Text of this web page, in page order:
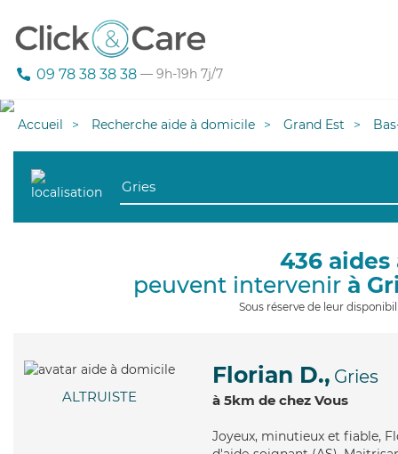
09 78 38 38 38 — 9h-19h 7j/7
Accueil Recherche aide à domicile Grand Est
436
peuvent intervenir à
Sous réserve de leur
ALTRUISTE
Florian D., Gries
à 5km de chez Vous
Joyeux, minutieux et fiable,